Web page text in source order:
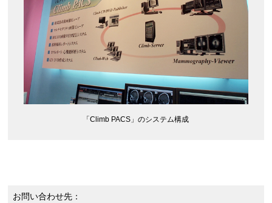
「Climb PACS」のシステム構成
お問い合わせ先：